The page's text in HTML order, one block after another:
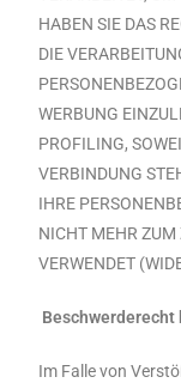
HABEN SIE DAS
DIE
WERBUNG
PROFILING,
VERBINDUNG
IHRE
NICHT MEHR ZUM
VERWENDET
Im Falle von